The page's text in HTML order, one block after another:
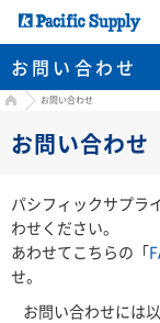
お問い合わせ
HOMEお問い合わせ
お問い合わせ
パシフィックサプラ
わせください。
あわせてこちらの「
せ。
お問い合わせには